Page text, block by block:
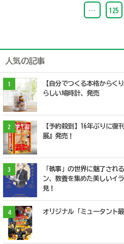
… 125
人気の記事
1
【自分でつくる本格からく
らしい鳩時計、発売
2
【予約殺到】16年ぶりに復
展』発売！
3
「執事」の世界に魅了さ
ン、教養を集めた美しいイ
見！
4 オリジナル「ミュータント